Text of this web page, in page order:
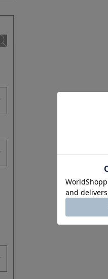
あと1点にちょうどいい！お